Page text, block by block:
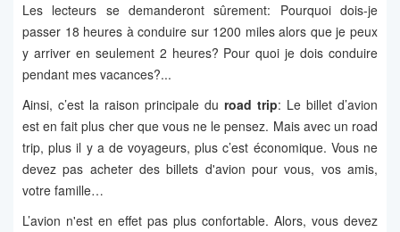
Les lecteurs se demanderont sûrement: Pourquoi dois-je
passer 18 heures à conduire sur 1200 miles alors que je peux
y arriver en seulement 2 heures? Pour quoi je dois conduire
pendant mes vacances?...
Ainsi, c’est la raison principale du road trip: Le billet d’avion
est en fait plus cher que vous ne le pensez. Mais avec un road
trip, plus il y a de voyageurs, plus c’est économique. Vous ne
devez pas acheter des billets d'avion pour vous, vos amis,
votre famille…
L’avion n'est en effet pas plus confortable. Alors, vous devez